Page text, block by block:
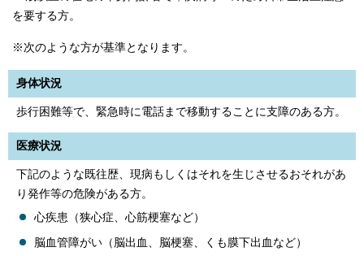
を要する方。
※次のような方が基準となります。
身体状況
歩行困難等で、緊急時に電話まで移動することに支障のある方。
医療状況
下記のような既往歴、現病もしくはそれを生じさせるおそれがあ
り発作等の危険がある方。
心疾患（狭心症、心筋梗塞など）
脳血管障がい（脳出血、脳梗塞、くも膜下出血など）